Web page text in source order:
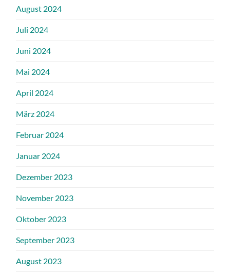
August 2024
Juli 2024
Juni 2024
Mai 2024
April 2024
März 2024
Februar 2024
Januar 2024
Dezember 2023
November 2023
Oktober 2023
September 2023
August 2023